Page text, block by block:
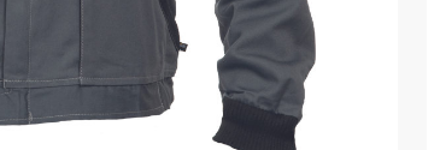
не утепленные
утепленные
Серия Practic
Серия Emerton
Серия Тактической одежды
Серия MULTINORM